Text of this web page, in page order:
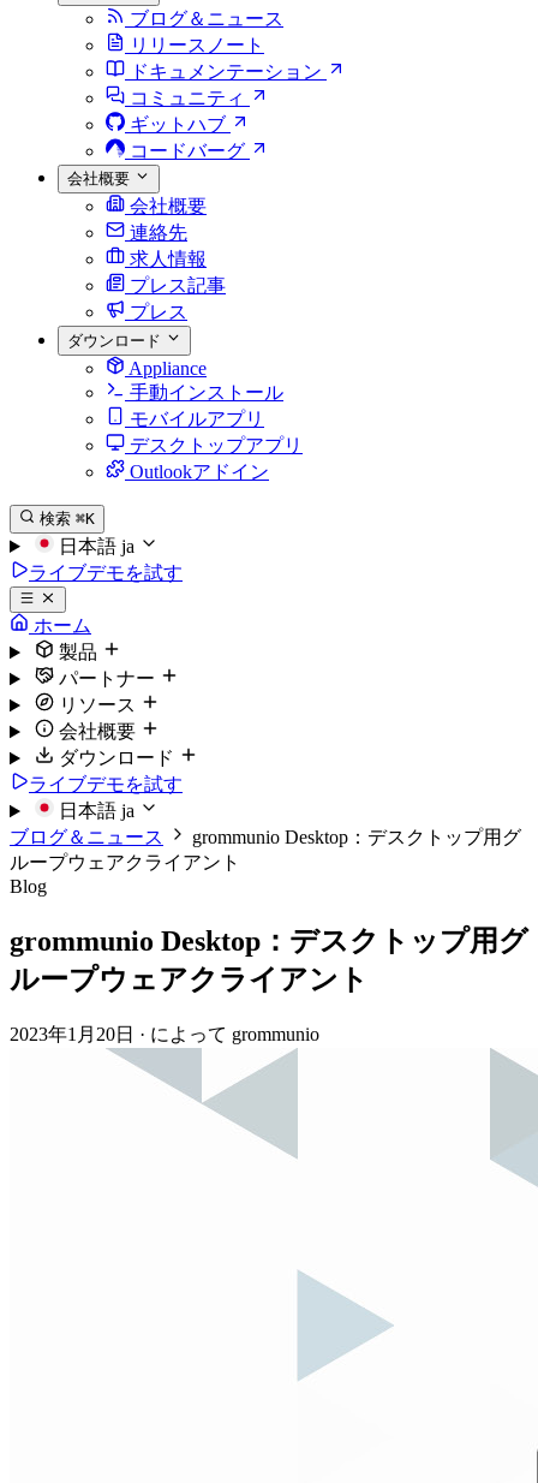
ブログ＆ニュース
リリースノート
ドキュメンテーション
コミュニティ
ギットハブ
コードバーグ
会社概要
会社概要
連絡先
求人情報
プレス記事
プレス
ダウンロード
Appliance
手動インストール
モバイルアプリ
デスクトップアプリ
Outlookアドイン
検索 ⌘K
日本語 ja
ライブデモを試す
ホーム
製品
パートナー
リソース
会社概要
ダウンロード
ライブデモを試す
日本語 ja
ブログ＆ニュース
grommunio Desktop：デスクトップ用グ
ループウェアクライアント
Blog
grommunio Desktop：デスクトップ用グ
ループウェアクライアント
2023年1月20日 · によって grommunio